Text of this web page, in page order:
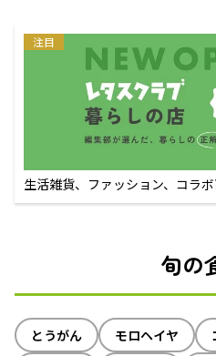
注目
生活雑貨、ファッション、コラ
えるECサイト
旬の
とうがん モロヘイヤ